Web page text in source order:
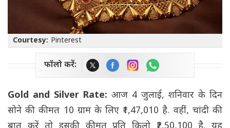
Courtesy: Pinterest
फॉलो करें:
Gold and Silver Rate:आज 4 जुलाई, शनिवार के दिन
सोने की कीमत 10 ग्राम के लिए ₹1,47,010 है. वहीं, चांदी की